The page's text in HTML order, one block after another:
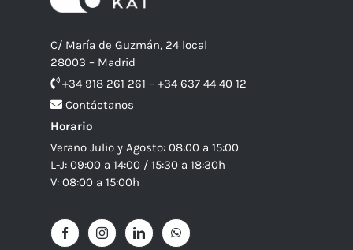
C/ María de Guzmán, 24 local
28003 – Madrid
+34 918 261 261 – +34 637 44 40 12
Contáctanos
Horario
Verano Julio y Agosto: 08:00 a 15:00
L-J: 09:00 a 14:00 / 15:30 a 18:30h
V: 08:00 a 15:00h